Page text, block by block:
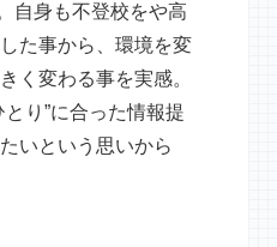
自身も不登校をや高
た事から、環境を変
く変わる事を実感。
り”に合った情報提
いという思いから